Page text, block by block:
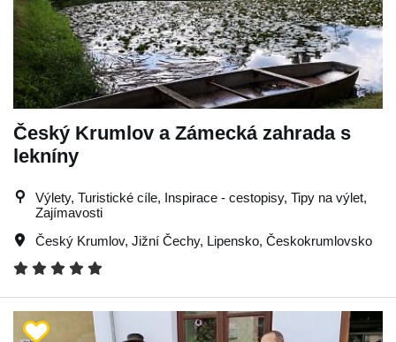
Český Krumlov a Zámecká zahrada s
lekníny
Výlety, Turistické cíle, Inspirace - cestopisy, Tipy na výlet,
Zajímavosti
Český Krumlov, Jižní Čechy, Lipensko, Českokrumlovsko